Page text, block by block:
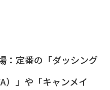
： 定番の「ダッシング
）」や「キャンメイ